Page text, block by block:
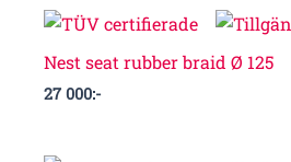
Nest seat rubber braid Ø 125
27 000:-